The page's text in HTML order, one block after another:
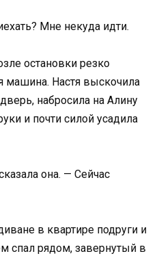
Мне некуда идти.
остановки резко
машина. Настя выскочила
набросила на Алину
и почти силой усадила
она. — Сейчас
в квартире подруги и
спал рядом, завернутый в